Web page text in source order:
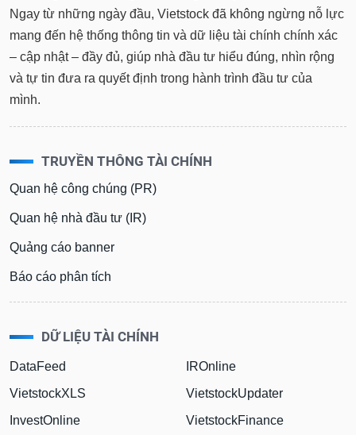
Ngay từ những ngày đầu, Vietstock đã không ngừng nỗ lực
mang đến hệ thống thông tin và dữ liệu tài chính chính xác
– cập nhật – đầy đủ, giúp nhà đầu tư hiểu đúng, nhìn rộng
và tự tin đưa ra quyết định trong hành trình đầu tư của
mình.
TRUYỀN THÔNG TÀI CHÍNH
Quan hệ công chúng (PR)
Quan hệ nhà đầu tư (IR)
Quảng cáo banner
Báo cáo phân tích
DỮ LIỆU TÀI CHÍNH
DataFeed
VietstockXLS
InvestOnline
IROnline
VietstockUpdater
VietstockFinance